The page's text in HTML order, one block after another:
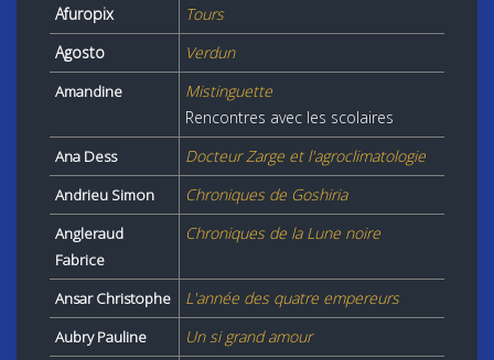
Afuropix
Tours
Agosto
Verdun
Amandine
Mistinguette
Rencontres avec les scolaires
Ana Dess Docteur Zarge et l'agroclimatologie
Andrieu Simon Chroniques de Goshiria
Angleraud
Fabrice
Chroniques de la Lune noire
Ansar Christophe L'année des quatre empereurs
Aubry Pauline Un si grand amour